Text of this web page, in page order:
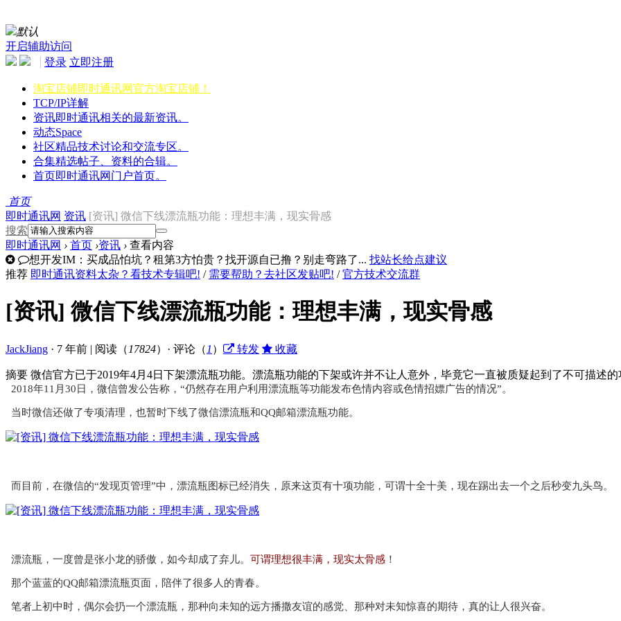
默认
开启辅助访问
登录 立即注册
淘宝店铺即时通讯网官方淘宝店铺！
TCP/IP详解
资讯即时通讯相关的最新资讯。
动态Space
社区精品技术讨论和交流专区。
合集精选帖子、资料的合辑。
首页即时通讯网门户首页。
首页
即时通讯网 资讯 [资讯] 微信下线漂流瓶功能：理想丰满，现实骨感
搜索
即时通讯网 › 首页 ›资讯 › 查看内容
想开发IM：买成品怕坑？租第3方怕贵？找开源自已撸？别走弯路了... 找站长给点建议
推荐 即时通讯资料太杂？看技术专辑吧! / 需要帮助？去社区发贴吧! / 官方技术交流群
[资讯] 微信下线漂流瓶功能：理想丰满，现实骨感
JackJiang · 7 年前 | 阅读（ 17824）· 评论（ 1 ） 转发 收藏
摘要 微信官方已于2019年4月4日下架漂流瓶功能。漂流瓶功能的下架或许并不让人意外，毕竟它一直被质疑起到了不可描述的
2018年11月30日，微信曾发公告称，“仍然存在用户利用漂流瓶等功能发布色情内容或色情招嫖广告的情况”。
当时微信还做了专项清理，也暂时下线了微信漂流瓶和QQ邮箱漂流瓶功能。
而目前，在微信的“发现页管理”中，漂流瓶图标已经消失，原来这页有十项功能，可谓十全十美，现在踢出去一个之后秒变九头鸟。
漂流瓶，一度曾是张小龙的骄傲，如今却成了弃儿。 可谓理想很丰满，现实太骨感 ！
那个蓝蓝的QQ邮箱漂流瓶页面，陪伴了很多人的青春。
笔者上初中时，偶尔会扔一个漂流瓶，那种向未知的远方播撒友谊的感觉、那种对未知惊喜的期待，真的让人很兴奋。